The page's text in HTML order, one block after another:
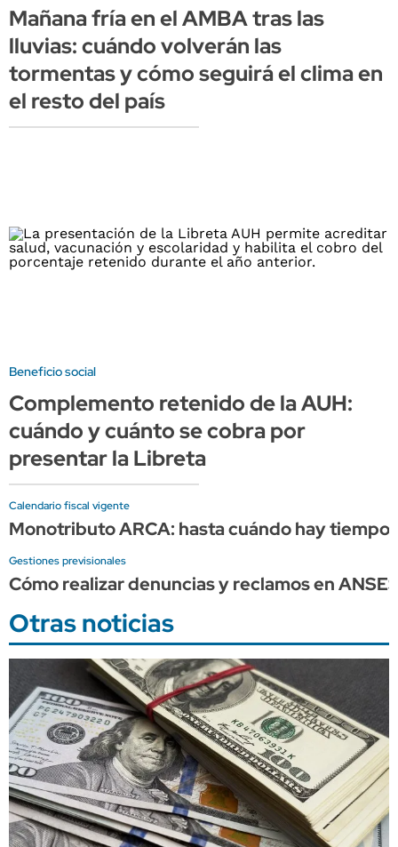
Mañana fría en el AMBA tras las
lluvias: cuándo volverán las
tormentas y cómo seguirá el clima en
el resto del país
Beneficio social
Complemento retenido de la AUH:
cuándo y cuánto se cobra por
presentar la Libreta
Calendario fiscal vigente
Monotributo ARCA: hasta cuándo hay
Gestiones previsionales
Cómo realizar denuncias y reclamos en
Otras noticias